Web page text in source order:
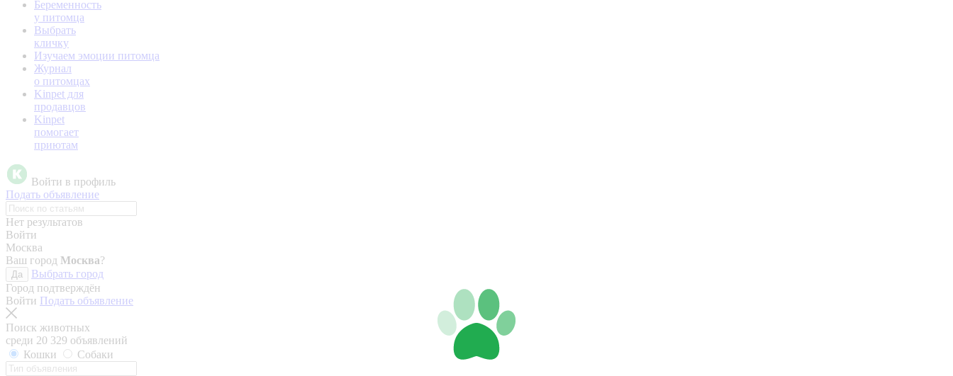
Беременность
у питомца
Выбрать
кличку
Изучаем эмоции питомца
Журнал
о питомцах
Kinpet для
продавцов
Kinpet
помогает
приютам
Войти в профиль
Подать объявление
Нет результатов
Войти
Москва
Ваш город Москва?
Да
Выбрать город
Город подтверждён
Войти Подать объявление
Поиск животных
среди 20 329 объявлений
Кошки
Собаки